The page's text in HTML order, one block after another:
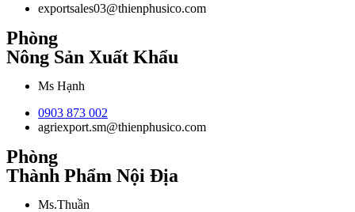
exportsales03@thienphusico.com
Phòng
Nông Sản Xuất Khẩu
Ms Hạnh
0903 873 002
agriexport.sm@thienphusico.com
Phòng
Thành Phẩm Nội Địa
Ms.Thuần